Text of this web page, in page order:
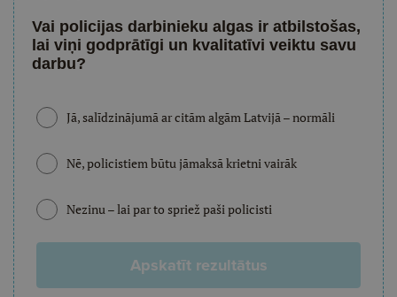
Vai policijas darbinieku algas ir atbilstošas,
lai viņi godprātīgi un kvalitatīvi veiktu savu
darbu?
Jā, salīdzinājumā ar citām algām Latvijā – normāli
Nē, policistiem būtu jāmaksā krietni vairāk
Nezinu – lai par to spriež paši policisti
Apskatīt rezultātus